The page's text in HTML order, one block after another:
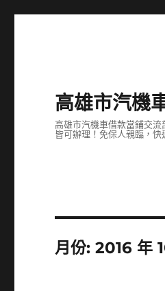
高雄市汽機
高雄市汽機車借款當鋪交
皆可辦理！免保人親臨，快
月份:2016 年